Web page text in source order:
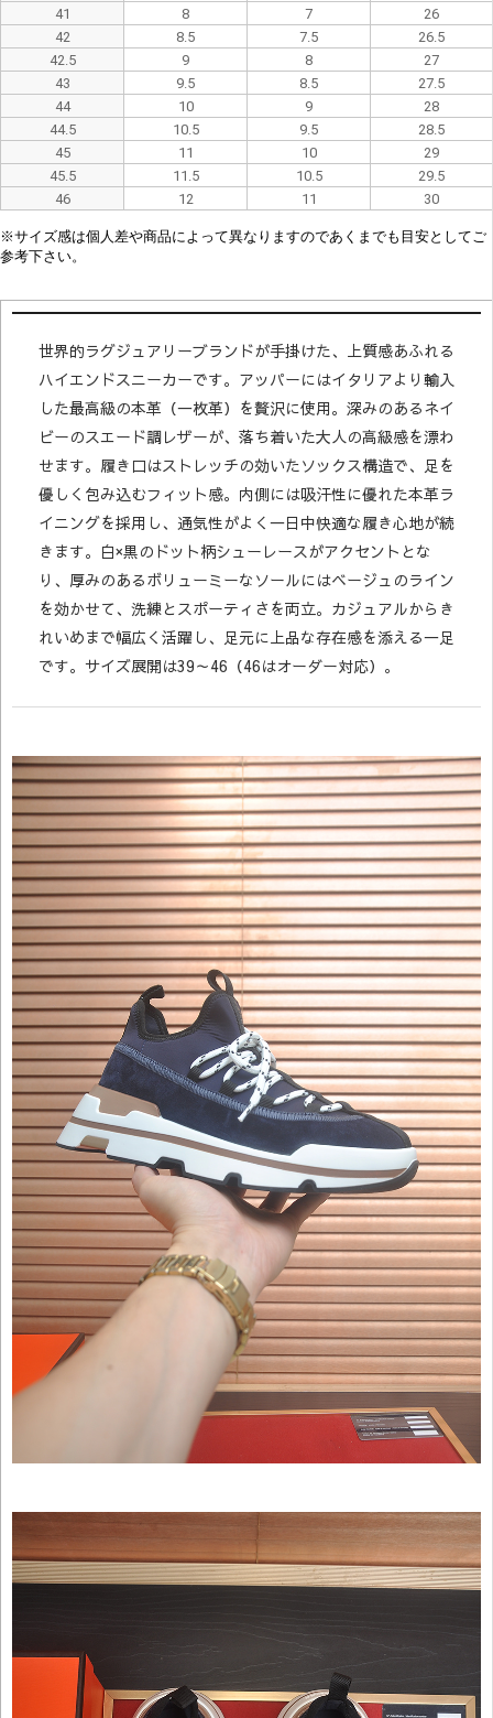
41 8 7
26
42
8.5 7.5
26.5
42.5
9 8
27
43
9.5 8.5
27.5
44
10 9
28
44.5
10.5 9.5
28.5
45
11 10
29
45.5
11.5 10.5
29.5
46
12 11 30
※サイズ感は個人差や商品によって異なり ますのであくまでも目安としてご
参考下さい。
世界的ラグジュアリーブランドが手掛けた、上質感あふれる
ハイエンドスニーカーです。アッパーにはイタリアより輸入
した最高級の本革（一枚革）を贅沢に使用。深みのあるネイ
ビーのスエード調レザーが、落ち着いた大人の高級感を漂わ
せます。履き口はストレッチの効いたソックス構造で、足を
優しく包み込むフィット感。内側には吸汗性に優れた本革ラ
イニングを採用し、通気性がよく一日中快適な履き心地が続
きます。白×黒のドット柄シューレースがアクセントとな
り、厚みのあるボリューミーなソールにはベージュのライン
を効かせて、洗練とスポーティさを両立。カジュアルからき
れいめまで幅広く活躍し、足元に上品な存在感を添える一足
です。サイズ展開は39～46（46はオーダー対応）。